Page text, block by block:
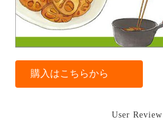
購入はこちらから
User Review